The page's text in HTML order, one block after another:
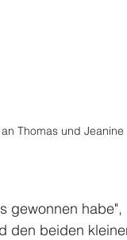
Thomas und Jeanine
gewonnen habe",
den beiden